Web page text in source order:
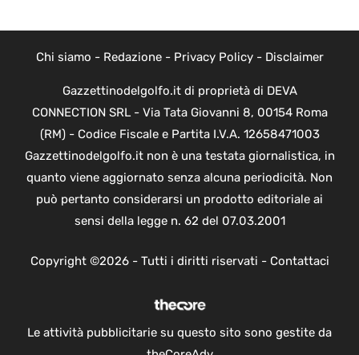
Chi siamo - Redazione- Privacy Policy- Disclaimer
Gazzettinodelgolfo.it di proprietà di DEVA
CONNECTION SRL - Via Tata Giovanni 8, 00154 Roma
(RM) - Codice Fiscale e Partita I.V.A. 12658471003
Gazzettinodelgolfo.it non è una testata giornalistica, in
quanto viene aggiornato senza alcuna periodicità. Non
può pertanto considerarsi un prodotto editoriale ai
sensi della legge n. 62 del 07.03.2001
Copyright ©2026 - Tutti i diritti riservati - Contattaci
Le attività pubblicitarie su questo sito sono gestite da